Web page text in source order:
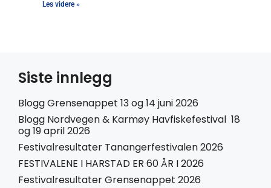
Les videre »
Siste innlegg
Blogg Grensenappet 13 og 14 juni 2026
Blogg Nordvegen & Karmøy Havfiskefestival 18
og 19 april 2026
Festivalresultater Tanangerfestivalen 2026
FESTIVALENE I HARSTAD ER 60 ÅR I 2026
Festivalresultater Grensenappet 2026